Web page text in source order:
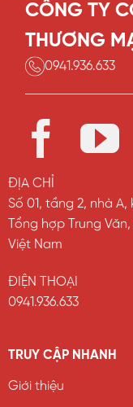
CÔNG TY
THƯƠNG
0941.936.633
ĐỊA CHỈ
Số 01, tầng 2, nhà A,
Tổng hợp Trung
Việt Nam
ĐIỆN THOẠI
0941.936.633
TRUY CẬP NHANH
Giới thiệu